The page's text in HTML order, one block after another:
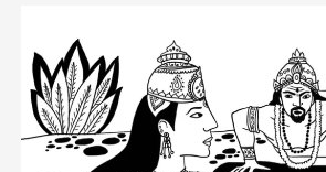
l’histoire
?